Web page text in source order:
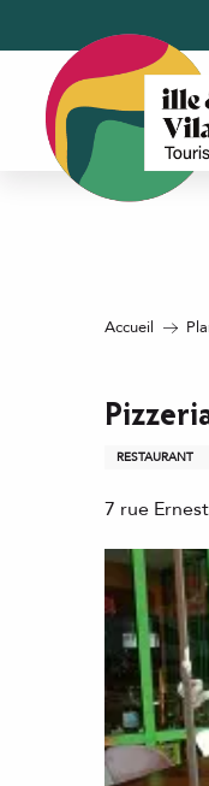
contenu
principal
Accueil
RESTAURANT
7 rue